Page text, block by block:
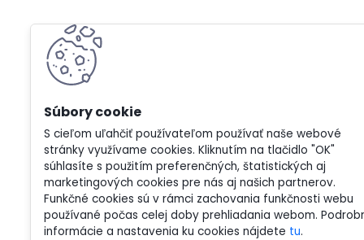
S cieľom uľahčiť používateľom používať naše webové
stránky využívame cookies. Kliknutím na tlačidlo "OK"
súhlasíte s použitím preferenčných, štatistických aj
marketingových cookies pre nás aj našich partnerov.
Funkčné cookies sú v rámci zachovania funkčnosti webu
používané počas celej doby prehliadania webom.
informácie a nastavenia ku cookies nájdete tu.